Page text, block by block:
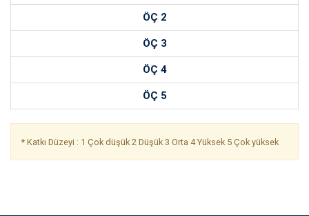
ÖÇ 2
ÖÇ 3
ÖÇ 4
ÖÇ 5
* Katkı Düzeyi : 1 Çok düşük 2 Düşük 3 Orta 4 Yüksek 5 Çok yüksek